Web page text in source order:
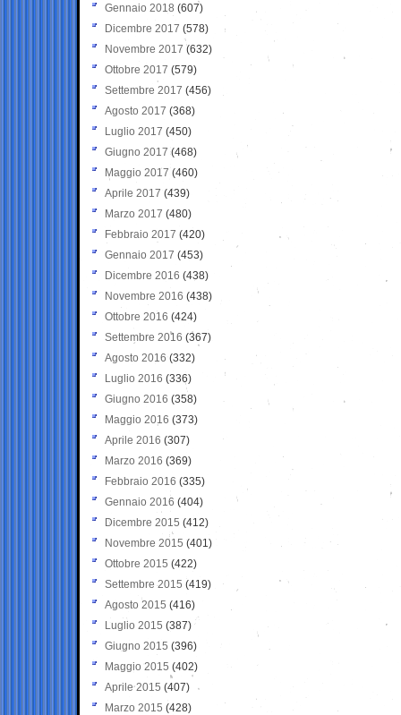
Gennaio 2018 (607)
Dicembre 2017 (578)
Novembre 2017 (632)
Ottobre 2017 (579)
Settembre 2017 (456)
Agosto 2017 (368)
Luglio 2017 (450)
Giugno 2017 (468)
Maggio 2017 (460)
Aprile 2017 (439)
Marzo 2017 (480)
Febbraio 2017 (420)
Gennaio 2017 (453)
Dicembre 2016 (438)
Novembre 2016 (438)
Ottobre 2016 (424)
Settembre 2016 (367)
Agosto 2016 (332)
Luglio 2016 (336)
Giugno 2016 (358)
Maggio 2016 (373)
Aprile 2016 (307)
Marzo 2016 (369)
Febbraio 2016 (335)
Gennaio 2016 (404)
Dicembre 2015 (412)
Novembre 2015 (401)
Ottobre 2015 (422)
Settembre 2015 (419)
Agosto 2015 (416)
Luglio 2015 (387)
Giugno 2015 (396)
Maggio 2015 (402)
Aprile 2015 (407)
Marzo 2015 (428)